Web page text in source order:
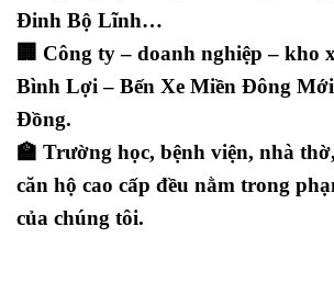
Đinh Bộ Lĩnh…
🏢 Công ty – doanh nghiệp – kho
Bình Lợi – Bến Xe Miền Đông
Đồng.
🏫 Trường học, bệnh viện, nhà
căn hộ cao cấp đều nằm trong
của chúng tôi.